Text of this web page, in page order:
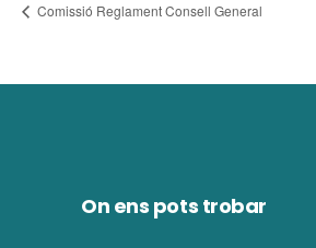
Comissió Reglament Consell General
On ens pots trobar